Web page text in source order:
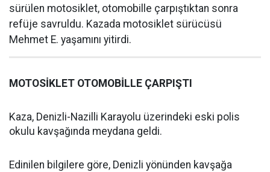
sürülen motosiklet, otomobille çarpıştıktan sonra
refüje savruldu. Kazada motosiklet sürücüsü
Mehmet E. yaşamını yitirdi.
MOTOSİKLET OTOMOBİLLE ÇARPIŞTI
Kaza, Denizli-Nazilli Karayolu üzerindeki eski polis
okulu kavşağında meydana geldi.
Edinilen bilgilere göre, Denizli yönünden kavşağa